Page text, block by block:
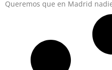
Queremos que en Madrid